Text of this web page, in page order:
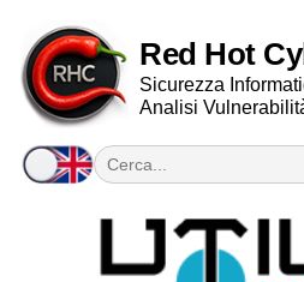
Red Hot
Sicurezza
Analisi